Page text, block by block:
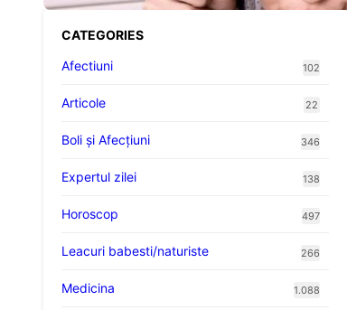
CATEGORIES
Afectiuni
102
Articole 22
Boli și Afecțiuni 346
Expertul zilei 138
Horoscop 497
Leacuri babesti/naturiste 266
Medicina 1.088